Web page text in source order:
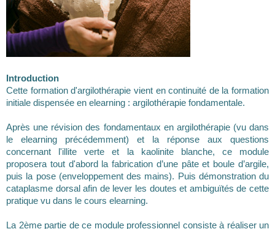
Introduction
Cette formation d'argilothérapie vient en continuité de la formation
initiale dispensée en elearning : argilothérapie fondamentale.
Après une révision des fondamentaux en argilothérapie (vu dans
le elearning précédemment) et la réponse aux questions
concernant l'illite verte et la kaolinite blanche, ce module
proposera tout d'abord la fabrication d’une pâte et boule d’argile,
puis la pose (enveloppement des mains). Puis démonstration du
cataplasme dorsal afin de lever les doutes et ambiguïtés de cette
pratique vu dans le cours elearning.
La 2ème partie de ce module professionnel consiste à réaliser un